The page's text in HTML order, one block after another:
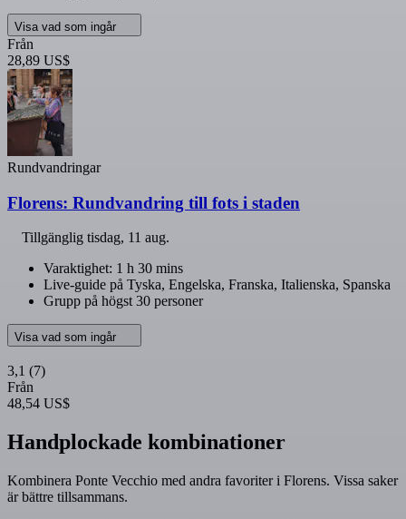
Visa vad som ingår
Från
28,89 US$
Rundvandringar
Florens: Rundvandring till fots i staden
Tillgänglig tisdag, 11 aug.
Varaktighet: 1 h 30 mins
Live-guide på Tyska, Engelska, Franska, Italienska, Spanska
Grupp på högst 30 personer
Visa vad som ingår
3,1 (7)
Från
48,54 US$
Handplockade kombinationer
Kombinera Ponte Vecchio med andra favoriter i Florens. Vissa saker
är bättre tillsammans.